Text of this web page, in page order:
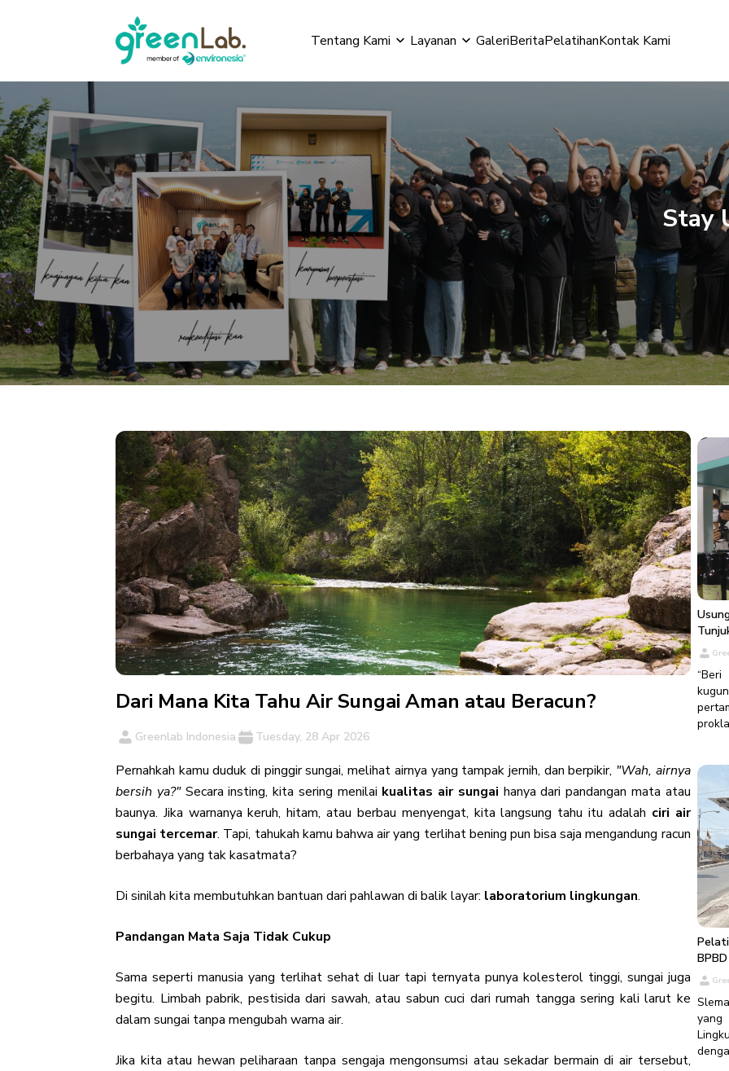
Tentang Kami Layanan GaleriBeritaPelatihanKontak Kami
Untuk mendapatkan Portfolio Greenlab
silahkan isi data anda di bawah ini!
Nama
Nama Perusahaan
Nomor Telepon/Whatsapp
Email
*Company Profile akan dikirim ke alamat email Anda
Kirim
Stay
Dari Mana Kita Tahu Air Sungai Aman atau Beracun?
Greenlab Indonesia Tuesday, 28 Apr 2026
Pernahkah kamu duduk di pinggir sungai, melihat airnya yang tampak jernih, dan berpikir, "Wah, airnya
bersih ya?"Secara insting, kita sering menilai kualitas air sungai hanya dari pandangan mata atau
baunya. Jika warnanya keruh, hitam, atau berbau menyengat, kita langsung tahu itu adalah ciri air
sungai tercemar. Tapi, tahukah kamu bahwa air yang terlihat bening pun bisa saja mengandung racun
berbahaya yang tak kasatmata?
Di sinilah kita membutuhkan bantuan dari pahlawan di balik layar: laboratorium lingkungan.
Pandangan Mata Saja Tidak Cukup
Sama seperti manusia yang terlihat sehat di luar tapi ternyata punya kolesterol tinggi, sungai juga
begitu. Limbah pabrik, pestisida dari sawah, atau sabun cuci dari rumah tangga sering kali larut ke
dalam sungai tanpa mengubah warna air.
Jika kita atau hewan peliharaan tanpa sengaja mengonsumsi atau sekadar bermain di air tersebut,
untuk
yang
yang
yang